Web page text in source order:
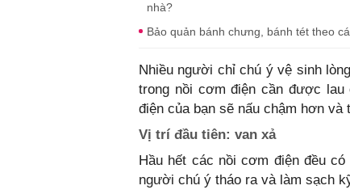
nhà?
Bảo quản bánh chưng, bánh tét theo
Nhiều người chỉ chú ý vệ sinh
trong nồi cơm điện cần được
điện của bạn sẽ nấu chậm hơn và
Vị trí đầu tiên: van xả
Hầu hết các nồi cơm điện đều
người chú ý tháo ra và làm sạch